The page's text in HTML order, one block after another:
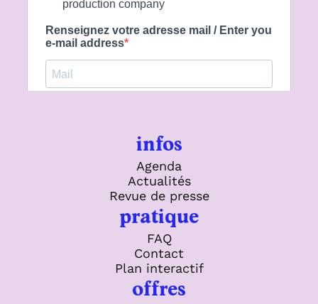
infos
Agenda
Actualités
Revue de presse
pratique
FAQ
Contact
Plan interactif
offres